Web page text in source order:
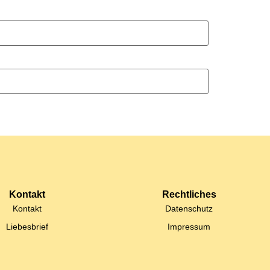
Kontakt
Kontakt
Liebesbrief
Rechtliches
Datenschutz
Impressum